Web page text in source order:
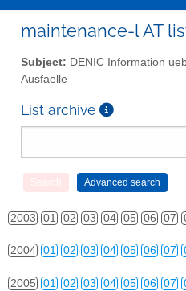
maintenance-l AT
Subject: DENIC Information
Ausfaelle
List archive
2003 01 02 03 04 05 06 07
2004 01 02 03 04 05 06 07
2005 01 02 03 04 05 06 07